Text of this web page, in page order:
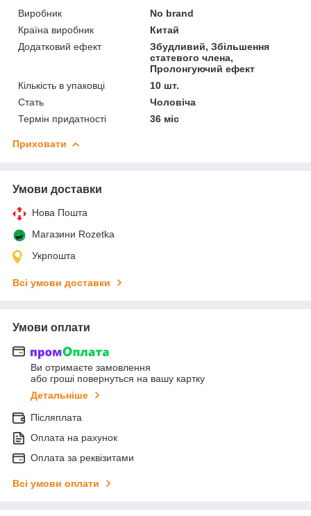
Виробник
No brand
Країна виробник
Китай
Додатковий ефект
Збудливий, Збільшення
статевого члена,
Пролонгуючий ефект
Кількість в упаковці
10 шт.
Стать
Чоловіча
Термін придатності
36 міс
Приховати
Умови доставки
Нова Пошта
Магазини Rozetka
Укрпошта
Всі умови доставки
Умови оплати
Ви отримаєте замовлення
або гроші повернуться на вашу картку
Детальніше
Післяплата
Оплата на рахунок
Оплата за реквізитами
Всі умови оплати